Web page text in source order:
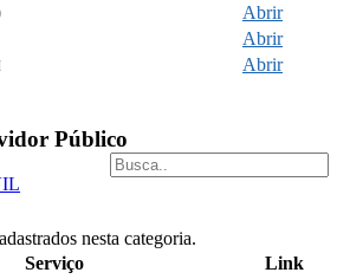
Abrir
Abrir
Abrir
Público
nesta categoria.
Serviço
Link